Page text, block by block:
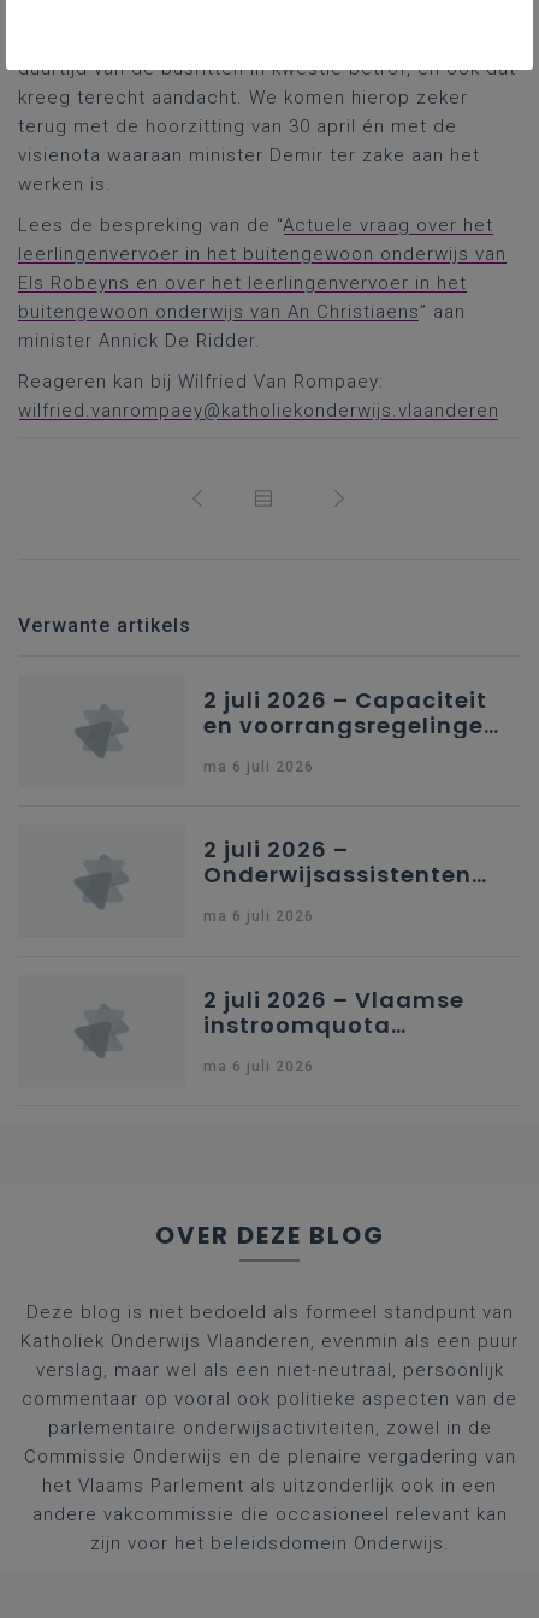
duurtijd van de busritten in kwestie betrof, en ook dat
kreeg terecht aandacht. We komen hierop zeker
terug met de hoorzitting van 30 april én met de
visienota waaraan minister Demir ter zake aan het
werken is.
Lees de bespreking van de “Actuele vraag over het
leerlingenvervoer in het buitengewoon onderwijs van
Els Robeyns en over het leerlingenvervoer in het
buitengewoon onderwijs van An Christiaens” aan
minister Annick De Ridder.
Reageren kan bij Wilfried Van Rompaey:
wilfried.vanrompaey@katholiekonderwijs.vlaanderen
Verwante artikels
2 juli 2026 – Capaciteit
en voorrangsregelingen
secundair onderwijs in
ma 6 juli 2026
2 juli 2026 –
Onderwijsassistenten
kleuteronderwijs
ma 6 juli 2026
2 juli 2026 – Vlaamse
instroomquota
federale RIZIV-
ma 6 juli 2026
OVER DEZE BLOG
Deze blog is niet bedoeld als formeel standpunt van
Katholiek Onderwijs Vlaanderen, evenmin als een puur
verslag, maar wel als een niet-neutraal, persoonlijk
commentaar op vooral ook politieke aspecten van de
parlementaire onderwijsactiviteiten, zowel in de
Commissie Onderwijs en de plenaire vergadering van
het Vlaams Parlement als uitzonderlijk ook in een
andere vakcommissie die occasioneel relevant kan
zijn voor het beleidsdomein Onderwijs.